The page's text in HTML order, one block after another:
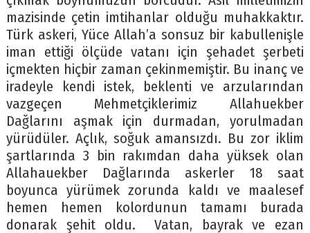
mazisinde çetin imtihanlar olduğu muhakkaktır.
Türk askeri, Yüce Allah’a sonsuz bir kabullenişle
iman ettiği ölçüde vatanı için şehadet şerbeti
içmekten hiçbir zaman çekinmemiştir. Bu inanç ve
iradeyle kendi istek, beklenti ve arzularından
vazgeçen Mehmetçiklerimiz Allahuekber
Dağlarını aşmak için durmadan, yorulmadan
yürüdüler. Açlık, soğuk amansızdı. Bu zor iklim
şartlarında 3 bin rakımdan daha yüksek olan
Allahauekber Dağlarında askerler 18 saat
boyunca yürümek zorunda kaldı ve maalesef
hemen hemen kolordunun tamamı burada
donarak şehit oldu. Vatan, bayrak ve ezan